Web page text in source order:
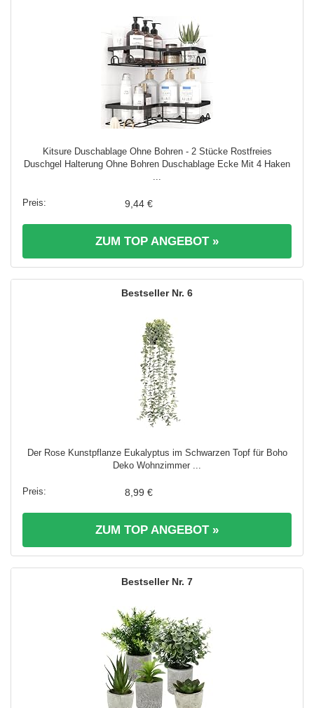
Kitsure Duschablage Ohne Bohren - 2 Stücke Rostfreies
Duschgel Halterung Ohne Bohren Duschablage Ecke Mit 4 Haken
9,44 €
ZUM TOP ANGEBOT »
6
Der Rose Kunstpflanze Eukalyptus im Schwarzen Topf für Boho
Deko Wohnzimmer ...
8,99 €
ZUM TOP ANGEBOT »
7